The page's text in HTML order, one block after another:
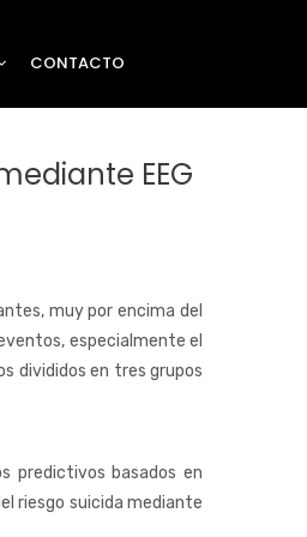
CONTACTO
EEG
muy por encima del
especialmente el
divididos en tres grupos
predictivos basados en
riesgo suicida mediante